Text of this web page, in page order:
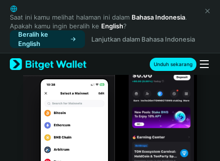
English
日本語
Tiếng Việt
Русский
Español (Latinoamérica)
Türkçe
Italiano
Português (Portugal)
Bahasa Indonesia
Saat ini kamu melihat halaman ini dalam Bahasa Indonesia.
Apakah kamu ingin beralih ke English?
Beralih ke
English
Lanjutkan dalam Bahasa Indonesia
Unduh sekarang